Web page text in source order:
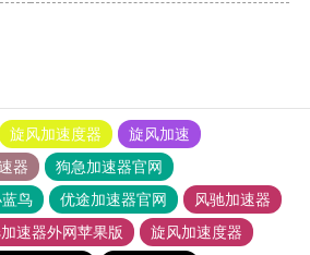
旋风加速度器
旋风加速
器
狗急加速器官网
鸟 优途加速器官网
风驰加速器
速器外网苹果版
旋风加速度器